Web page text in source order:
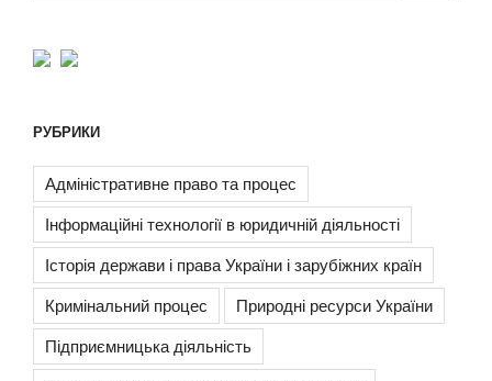
РУБРИКИ
Адміністративне право та процес
Інформаційні технології в юридичній діяльності
Історія держави і права України і зарубіжних країн
Кримінальний процес
Природні ресурси України
Підприємницька діяльність